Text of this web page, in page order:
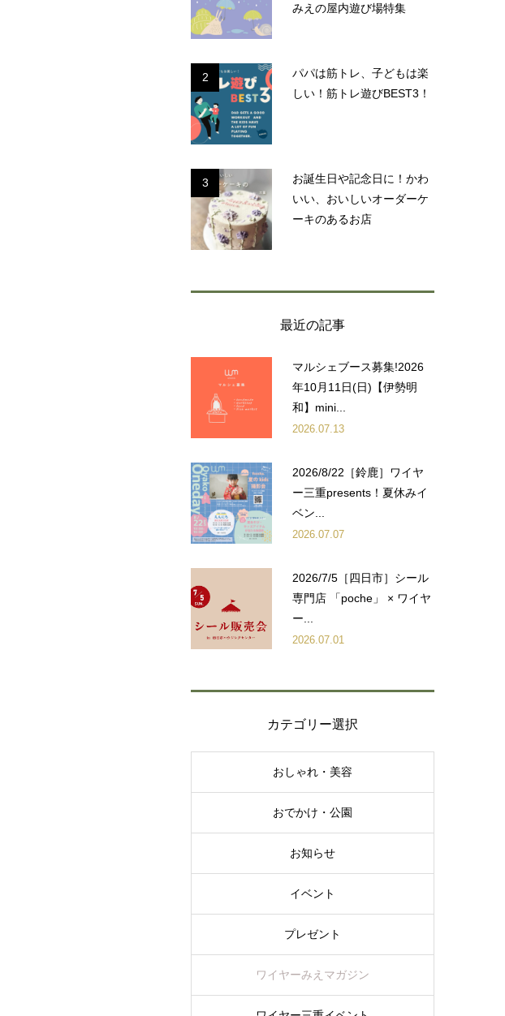
みえの屋内遊び場特集
2
パパは筋トレ、子どもは楽
しい！筋トレ遊びBEST3！
3
お誕生日や記念日に！かわ
いい、おいしいオーダーケ
ーキのあるお店
最近の記事
マルシェブース募集!2026
年10月11日(日)【伊勢明
和】mini...
2026.07.13
2026/8/22［鈴鹿］ワイヤ
ー三重presents！夏休みイ
ベン...
2026.07.07
2026/7/5［四日市］シール
専門店 「poche」 × ワイヤ
ー...
2026.07.01
カテゴリー選択
おしゃれ・美容
おでかけ・公園
お知らせ
イベント
プレゼント
ワイヤーみえマガジン